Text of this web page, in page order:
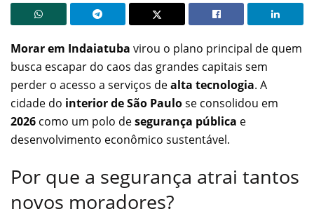
Morar em Indaiatuba virou o plano principal de quem
busca escapar do caos das grandes capitais sem
perder o acesso a serviços dealta tecnologia. A
cidade do interior de São Paulose consolidou em
2026 como um polo desegurança pública e
desenvolvimento econômico sustentável.
Por que a segurança atrai tantos
novos moradores?